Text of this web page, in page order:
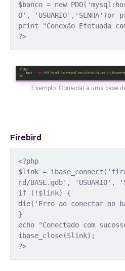
$banco = new
O',
print "Conexão Efetuada
?>
Exemplo: Conectar a uma base
Firebird
<?php
$link =
rd/BASE.gdb', 'USUARIO',
if (!$link) {
die('Erro ao conectar no
}
echo "Conectado com
ibase_close($link);
?>